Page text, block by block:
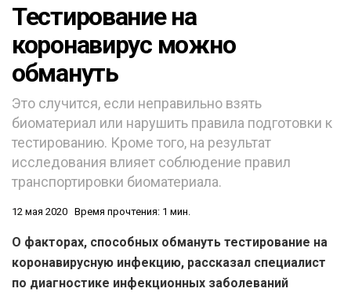
Тестирование на
коронавирус можно
обмануть
Это случится, если неправильно взять
биоматериал или нарушить правила подготовки к
тестированию. Кроме того, на результат
исследования влияет соблюдение правил
транспортировки биоматериала.
12 мая 2020 Время прочтения: 1 мин.
О факторах, способных обмануть тестирование на
коронавирусную инфекцию, рассказал специалист
по диагностике инфекционных заболеваний